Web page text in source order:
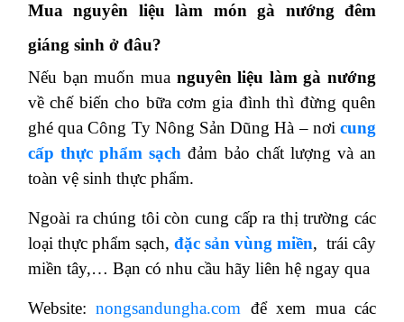
Mua nguyên liệu làm món gà nướng đêm
giáng sinh ở đâu?
Nếu bạn muốn mua nguyên liệu làm gà nướng
về chế biến cho bữa cơm gia đình thì đừng quên
ghé qua Công Ty Nông Sản Dũng Hà – nơi cung
cấp thực phẩm sạch đảm bảo chất lượng và an
toàn vệ sinh thực phẩm.
Ngoài ra chúng tôi còn cung cấp ra thị trường các
loại thực phẩm sạch, đặc sản vùng miền, trái cây
miền tây,… Bạn có nhu cầu hãy liên hệ ngay qua
Website:nongsandungha.com để xem mua các